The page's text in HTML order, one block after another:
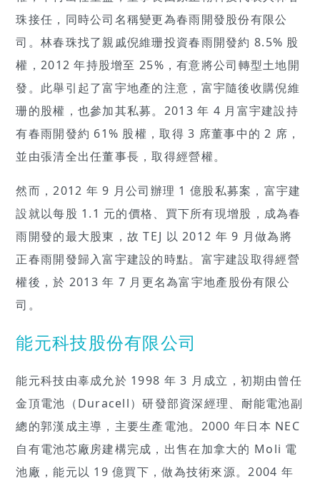
珠接任，同時公司名稱變更為春雨開發股份有限公
司。林春珠找了親戚倪維珊投資春雨開發約 8.5% 股
權，2012 年持股增至 25%，有意將公司轉型土地開
發。此舉引起了富宇地產的注意，富宇隨後收購倪維
珊的股權，也參加其私募。2013 年 4 月富宇建設持
有春雨開發約 61% 股權，取得 3 席董事中的 2 席，
並由張清全出任董事長，取得經營權。
然而，2012 年 9 月公司辦理 1 億股私募案，富宇建
設就以每股 1.1 元的價格、買下所有現增股，成為春
雨開發的最大股東，故 TEJ 以 2012 年 9 月做為將
正春雨開發歸入富宇建設的時點。富宇建設取得經營
權後，於 2013 年 7 月更名為富宇地產股份有限公
司。
能元科技股份有限公司
能元科技由辜成允於 1998 年 3 月成立，初期由曾任
金頂電池（Duracell）研發部資深經理、耐能電池副
總的郭漢成主導，主要生產電池。2000 年日本 NEC
自有電池芯廠房建構完成，出售在加拿大的 Moli 電
池廠，能元以 19 億買下，做為技術來源。2004 年